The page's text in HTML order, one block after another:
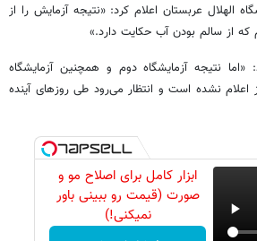
الهلال عربستان اعلام کرد: «نتیجه آزمایش را از
که از سالم بودن آب حکایت دارد.»
نتیجه‌ آزمایشگاه دوم و همچنین آزمایشگاه
اعلام نشده است و انتظار می‌رود طی روزهای آینده
ابزار کامل برای اصلاح مو و
صورت (قیمت رو ببینی باور
نمیکنی!)